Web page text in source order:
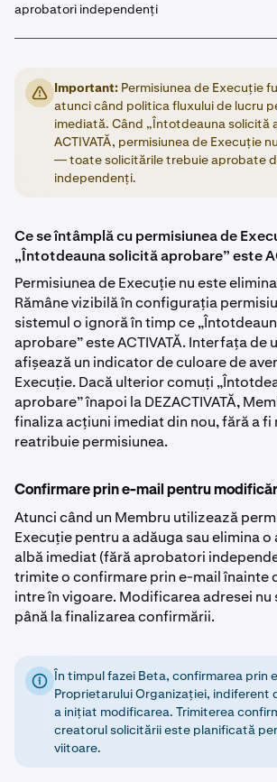
aprobatori independenți
Important: Permisiunea de Execuție
atunci când politica fluxului de lucru
imediată. Când „Întotdeauna solicită
ACTIVATĂ, permisiunea de Execuție
— toate solicitările trebuie aprobate
independenți.
Ce se întâmplă cu permisiunea de
„Întotdeauna solicită aprobare” este
Permisiunea de Execuție nu este
Rămâne vizibilă în configurația
sistemul o ignoră în timp ce
aprobare” este ACTIVATĂ. Interfața de
afișează un indicator de culoare de
Execuție. Dacă ulterior comuți
aprobare” înapoi la DEZACTIVATĂ,
finaliza acțiuni imediat din nou, fără a fi
reatribuie permisiunea.
Confirmare prin e-mail pentru
Atunci când un Membru utilizează
Execuție pentru a adăuga sau elimina
albă imediat (fără aprobatori
trimite o confirmare prin e-mail înainte
intre în vigoare. Modificarea adresei nu
până la finalizarea confirmării.
În timpul fazei Beta, confirmarea prin
Proprietarului Organizației, indiferent
a inițiat modificarea. Trimiterea
creatorul solicitării este planificată
viitoare.